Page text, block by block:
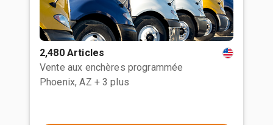
2,480 Articles
Vente aux enchères programmée
Phoenix, AZ + 3 plus